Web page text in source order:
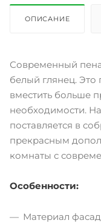
ОПИСАНИЕ
Современный
белый глянец. Это
вместить больше
необходимости.
поставляется в
прекрасным
комнаты с
Особенности:
Материал